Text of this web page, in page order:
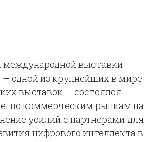
международной выставки
— одной из крупнейших в мире
выставок — состоялся
по коммерческим рынкам на
усилий с партнерами для
цифрового интеллекта в